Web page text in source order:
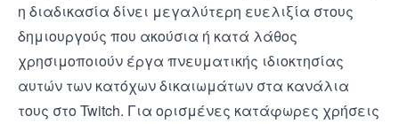
η διαδικασία δίνει μεγαλύτερη ευελιξία στους
δημιουργούς που ακούσια ή κατά λάθος
χρησιμοποιούν έργα πνευματικής ιδιοκτησίας
αυτών των κατόχων δικαιωμάτων στα κανάλια
τους στο Twitch. Για ορισμένες κατάφωρες χρήσεις